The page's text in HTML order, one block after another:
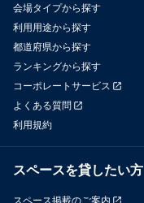
会場タイプから探す
利用用途から探す
都道府県から探す
ランキングから探す
コーポレートサービス
よくある質問
利用規約
スペースを貸したい方
スペース掲載のご案内